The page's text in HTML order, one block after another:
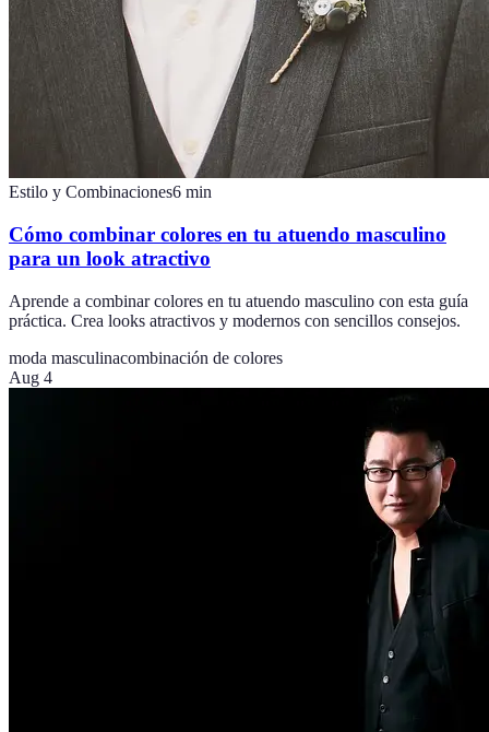
Estilo y Combinaciones6 min
Cómo combinar colores en tu atuendo masculino
para un look atractivo
Aprende a combinar colores en tu atuendo masculino con esta guía
práctica. Crea looks atractivos y modernos con sencillos consejos.
moda masculinacombinación de colores
Aug 4